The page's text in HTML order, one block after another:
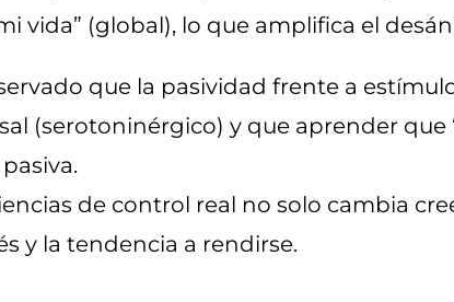
vida” (global), lo que amplifica el
que la pasividad frente a
(serotoninérgico) y que aprender
de control real no solo cambia
y la tendencia a rendirse.